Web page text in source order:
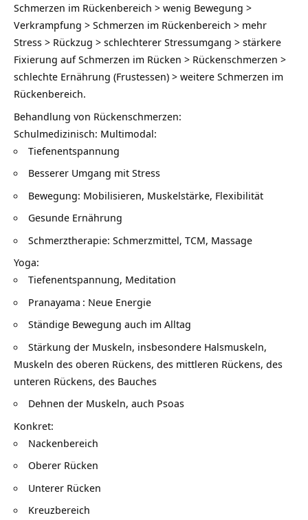
Schmerzen im Rückenbereich > wenig Bewegung >
Verkrampfung > Schmerzen im Rückenbereich > mehr
Stress > Rückzug > schlechterer Stressumgang > stärkere
Fixierung auf Schmerzen im Rücken > Rückenschmerzen >
schlechte Ernährung (Frustessen) > weitere Schmerzen im
Rückenbereich.
Behandlung von Rückenschmerzen:
Schulmedizinisch: Multimodal:
Tiefenentspannung
Besserer Umgang mit Stress
Bewegung: Mobilisieren, Muskelstärke, Flexibilität
Gesunde Ernährung
Schmerztherapie: Schmerzmittel, TCM, Massage
Yoga:
Tiefenentspannung, Meditation
Pranayama : Neue Energie
Ständige Bewegung auch im Alltag
Stärkung der Muskeln, insbesondere Halsmuskeln,
Muskeln des oberen Rückens, des mittleren Rückens, des
unteren Rückens, des Bauches
Dehnen der Muskeln, auch Psoas
Konkret:
Nackenbereich
Oberer Rücken
Unterer Rücken
Kreuzbereich